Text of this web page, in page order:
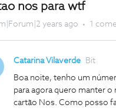
nos para wtf
years ago 1
Catarina Vilaverde Bit
Boa noite, tenho um
para agora quero manter
cartão Nos. Como posso